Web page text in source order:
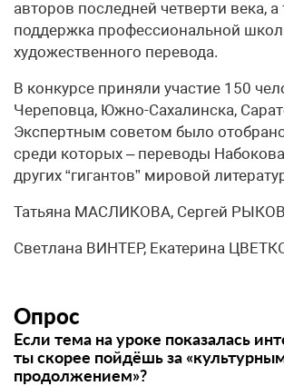
авторов последней четверти века, а
поддержка профессиональной
художественного перевода.
В конкурсе приняли участие 150
Череповца, Южно-Сахалинска,
Экспертным советом было
среди которых – переводы
других “гигантов” мировой
Татьяна МАСЛИКОВА, Сергей
Светлана ВИНТЕР, Екатерина
Опрос
Если тема на уроке показалась
ты скорее пойдёшь за
продолжением»?